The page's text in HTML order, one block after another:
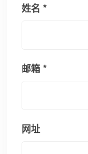
姓名 *
邮箱*
网址